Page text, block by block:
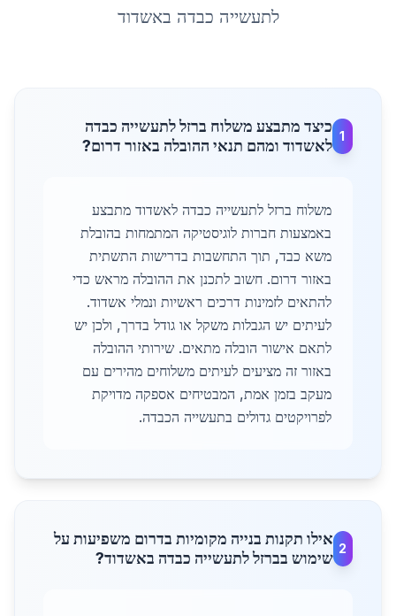
לתעשייה כבדה באשדוד
1
כיצד מתבצע משלוח ברזל לתעשייה כבדה
לאשדוד ומהם תנאי ההובלה באזור דרום?
משלוח ברזל לתעשייה כבדה לאשדוד מתבצע
באמצעות חברות לוגיסטיקה המתמחות בהובלת
משא כבד, תוך התחשבות בדרישות התשתית
באזור דרום. חשוב לתכנן את ההובלה מראש כדי
להתאים לזמינות דרכים ראשיות ונמלי אשדוד.
לעיתים יש הגבלות משקל או גודל בדרך, ולכן יש
לתאם אישור הובלה מתאים. שירותי ההובלה
באזור זה מציעים לעיתים משלוחים מהירים עם
מעקב בזמן אמת, המבטיחים אספקה מדויקת
לפרויקטים גדולים בתעשייה הכבדה.
2
אילו תקנות בנייה מקומיות בדרום משפיעות על
שימוש בברזל לתעשייה כבדה באשדוד?